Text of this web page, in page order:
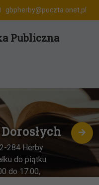
gbpherby@poczta.onet.pl
Publiczna
284 Herby
do piątku
do 17.00,